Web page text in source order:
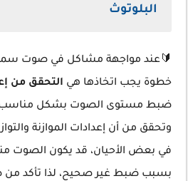
البلوتوث
🔰عند مواجهة مشاكل في صوت
خطوة يجب اتخاذها هي التحقق من
ضبط مستوى الصوت بشكل مناسب
وتحقق من أن إعدادات الموازنة
في بعض الأحيان، قد يكون الصوت
بسبب ضبط غير صحيح، لذا تأكد